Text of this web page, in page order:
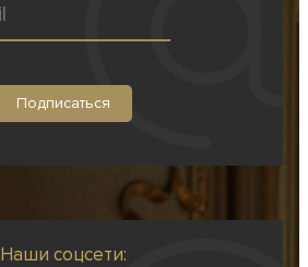
Наши соцсети: